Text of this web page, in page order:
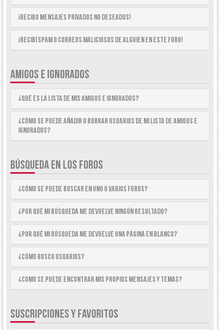
¡Recibo mensajes privados no deseados!
¡Recibí spam o correos maliciosos de alguien en este foro!
AMIGOS E IGNORADOS
¿Qué es la lista de Mis Amigos e Ignorados?
¿Cómo se puede añadir o borrar usuarios de mi lista de Amigos e
Ignorados?
BÚSQUEDA EN LOS FOROS
¿Cómo se puede buscar en uno o varios foros?
¿Por qué mi búsqueda me devuelve ningún resultado?
¿Por qué mi búsqueda me devuelve una página en blanco?
¿Cómo busco usuarios?
¿Como se puede encontrar mis propios mensajes y temas?
SUSCRIPCIONES Y FAVORITOS